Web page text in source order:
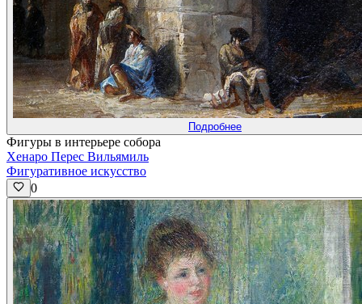
Подробнее
Фигуры в интерьере собора
Хенаро Перес Вильямиль
Фигуративное искусство
0